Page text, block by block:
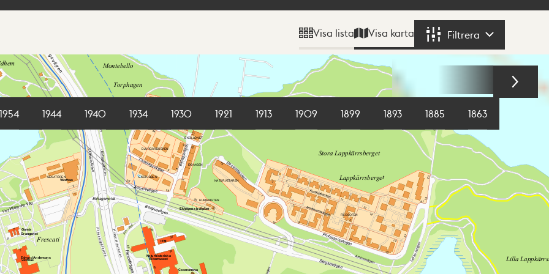
Visa lista Visa karta Filtrera
1954 1944 1940 1934 1930 1921 1913 1909 1899 1893 1885 1863